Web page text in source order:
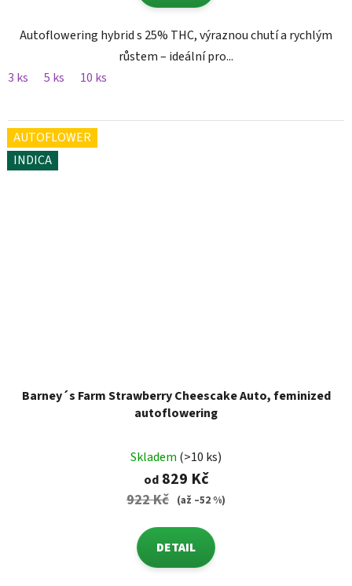
Autoflowering hybrid s 25% THC, výraznou chutí a rychlým
růstem – ideální pro...
3 ks
5 ks 10 ks
AUTOFLOWER
INDICA
Barney´s Farm Strawberry Cheescake Auto, feminized
autoflowering
Skladem (>10 ks)
od829 Kč
922 Kč (až –52 %)
DETAIL